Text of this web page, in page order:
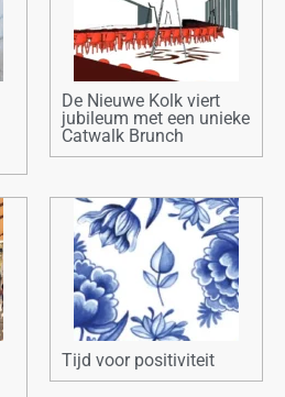
De Nieuwe Kolk viert
jubileum met een unieke
Catwalk Brunch
Tijd voor positiviteit